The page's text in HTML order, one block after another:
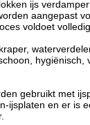
ijs
aangepast
voldoet
hygiënisch,
gebruikt met
ijsplaten en er is